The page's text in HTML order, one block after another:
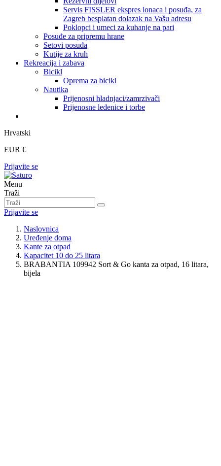
Servis FISSLER ekspres lonaca i posuđa, za
Zagreb besplatan dolazak na Vašu adresu
Poklopci i umeci za kuhanje na pari
Posuđe za pripremu hrane
Setovi posuđa
Kutije za kruh
Rekreacija i zabava
Bicikl
Oprema za bicikl
Nautika
Prijenosni hladnjaci/zamrzivači
Prijenosne ledenice i torbe
Hrvatski
EUR €
Prijavite se
Menu
Traži
Prijavite se
Naslovnica
Uređenje doma
Kante za otpad
Kapacitet 10 do 25 litara
BRABANTIA 109942 Sort & Go kanta za otpad, 16 litara,
bijela